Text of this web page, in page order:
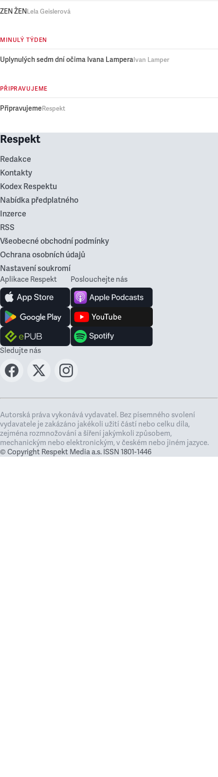
ZEN ŽENLela Geislerová
MINULÝ TÝDEN
Uplynulých sedm dní očima Ivana LamperaIvan Lamper
PŘIPRAVUJEME
PřipravujemeRespekt
Respekt
Redakce
Kontakty
Kodex Respektu
Nabídka předplatného
Inzerce
RSS
Všeobecné obchodní podmínky
Ochrana osobních údajů
Nastavení soukromí
Aplikace Respekt Poslouchejte nás
Sledujte nás
Autorská práva vykonává vydavatel. Bez písemného svolení
vydavatele je zakázáno jakékoli užití částí nebo celku díla,
zejména rozmnožování a šíření jakýmkoli způsobem,
mechanickým nebo elektronickým, v českém nebo jiném jazyce.
© Copyright Respekt Media a.s. ISSN 1801-1446